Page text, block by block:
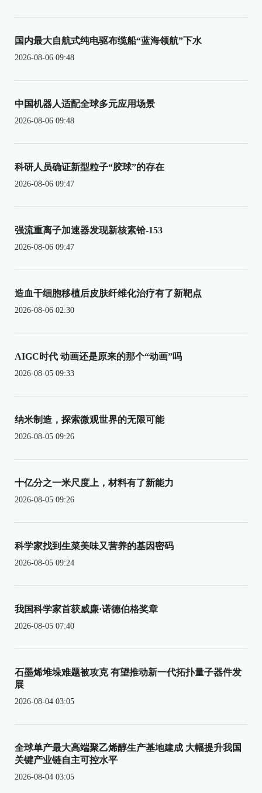
国内最大自航式纯电驱布缆船“蓝海领航”下水
2026-08-06 09:48
中国机器人适配全球多元应用场景
2026-08-06 09:48
科研人员确证新型粒子“胶球”的存在
2026-08-06 09:47
强流重离子加速器发现新核素铪-153
2026-08-06 09:47
造血干细胞移植后皮肤纤维化治疗有了新靶点
2026-08-06 02:30
AIGC时代 动画还是原来的那个“动画”吗
2026-08-05 09:33
纳米制造，探索微观世界的无限可能
2026-08-05 09:26
十亿分之一米尺度上，材料有了新能力
2026-08-05 09:26
科学家找到生菜美味又营养的基因密码
2026-08-05 09:24
我国科学家首获威廉·诺德伯格奖章
2026-08-05 07:40
石墨烯堆垛难题被攻克 有望推动新一代拓扑量子器件发
展
2026-08-04 03:05
全球单产最大高端聚乙烯醇生产基地建成 大幅提升我国
关键产业链自主可控水平
2026-08-04 03:05